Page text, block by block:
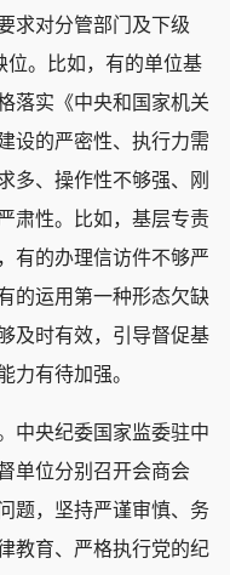
求对分管部门及下级
位。比如，有的单位基
落实《中央和国家机关
设的严密性、执行力需
多、操作性不够强、刚
肃性。比如，基层专责
有的办理信访件不够严
的运用第一种形态欠缺
及时有效，引导督促基
力有待加强。
央纪委国家监委驻中
单位分别召开会商会
题，坚持严谨审慎、务
教育、严格执行党的纪